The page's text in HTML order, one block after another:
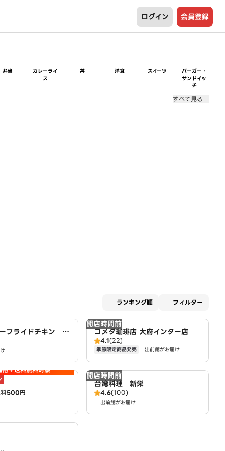
ログイン 会員登録
弁当
カレーライ
ス
丼 洋食 スイーツ
バーガー・
サンドイッ
チ
すべて見る
ランキング順 フィルター
フライドチキン ア
開店時間前
コメダ珈琲店 大府インター店
4.1(22)
季節限定商品発売 出前館がお届け
格＋送料無料対象
500円
開店時間前
台湾料理 新栄
4.6(100)
出前館がお届け